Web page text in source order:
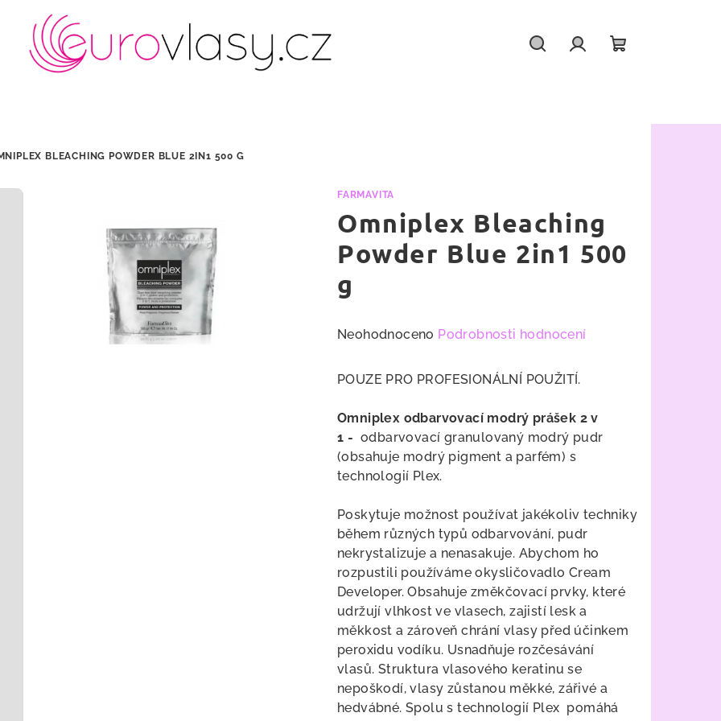
BLEACHING POWDER BLUE 2IN1 500 G
FARMAVITA
Omniplex Bleaching
Powder Blue 2in1 500
g
Průměrné
produktu
0,0
5
hvězdiček.
Neohodnoceno Podrobnosti hodnocení
POUZE PRO PROFESIONÁLNÍ POUŽITÍ.
Omniplex odbarvovací modrý prášek 2 v
1 - odbarvovací granulovaný modrý pudr
(obsahuje modrý pigment a parfém) s
technologií Plex.
Poskytuje možnost používat jakékoliv techniky
během různých typů odbarvování, pudr
nekrystalizuje a nenasakuje. Abychom ho
rozpustili používáme okysličovadlo Cream
Developer. Obsahuje změkčovací prvky, které
udržují vlhkost ve vlasech, zajistí lesk a
měkkost a zároveň chrání vlasy před účinkem
peroxidu vodíku. Usnadňuje rozčesávání
vlasů. Struktura vlasového keratinu se
nepoškodí, vlasy zůstanou měkké, zářivé a
hedvábné. Spolu s technologií Plex pomáhá